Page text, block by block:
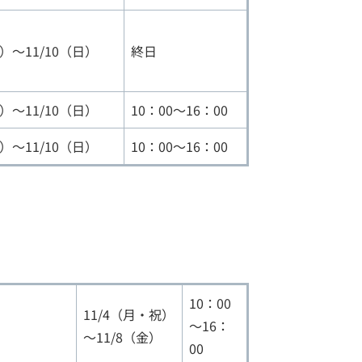
～11/10（日） 終日
～11/10（日）
10：00～16：00
～11/10（日）
10：00～16：00
11/4（月・祝）
～11/8（金）
10：00
～16：
00